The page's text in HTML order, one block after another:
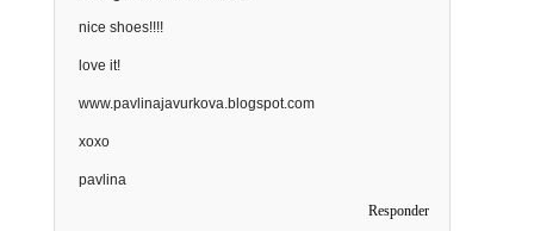
nice shoes!!!!
love it!
www.pavlinajavurkova.blogspot.com
xoxo
pavlina
Responder